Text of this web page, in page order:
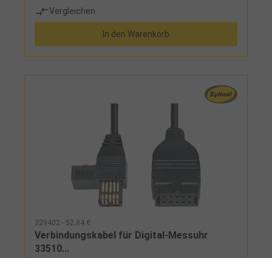
Vergleichen
In den Warenkorb
329402 - 52,84 €
Verbindungskabel für Digital-Messuhr
33510...